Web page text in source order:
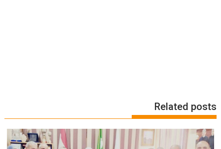
Related posts